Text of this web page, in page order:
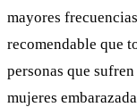
mayores
recomendable que
personas que
mujeres